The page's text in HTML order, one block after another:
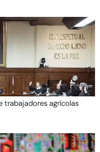
trabajadores agrícolas